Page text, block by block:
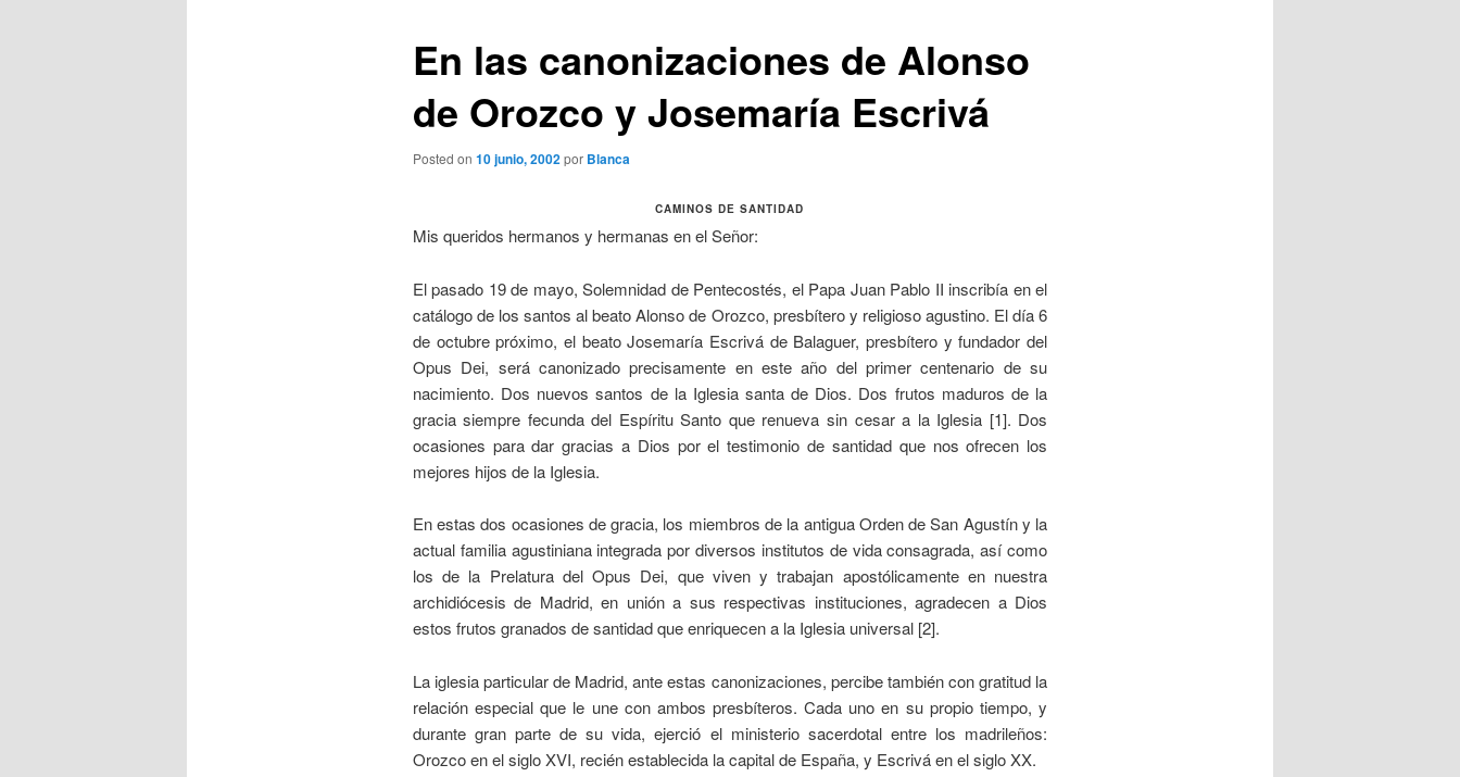
En las canonizaciones de Alonso
de Orozco y Josemaría Escrivá
Posted on 10 junio, 2002por Blanca
CAMINOS DE SANTIDAD
Mis queridos hermanos y hermanas en el Señor:
El pasado 19 de mayo, Solemnidad de Pentecostés, el Papa Juan Pablo II inscribía en el
catálogo de los santos al beato Alonso de Orozco, presbítero y religioso agustino. El día 6
de octubre próximo, el beato Josemaría Escrivá de Balaguer, presbítero y fundador del
Opus Dei, será canonizado precisamente en este año del primer centenario de su
nacimiento. Dos nuevos santos de la Iglesia santa de Dios. Dos frutos maduros de la
gracia siempre fecunda del Espíritu Santo que renueva sin cesar a la Iglesia [1]. Dos
ocasiones para dar gracias a Dios por el testimonio de santidad que nos ofrecen los
mejores hijos de la Iglesia.
En estas dos ocasiones de gracia, los miembros de la antigua Orden de San Agustín y la
actual familia agustiniana integrada por diversos institutos de vida consagrada, así como
los de la Prelatura del Opus Dei, que viven y trabajan apostólicamente en nuestra
archidiócesis de Madrid, en unión a sus respectivas instituciones, agradecen a Dios
estos frutos granados de santidad que enriquecen a la Iglesia universal [2].
La iglesia particular de Madrid, ante estas canonizaciones, percibe también con gratitud la
relación especial que le une con ambos presbíteros. Cada uno en su propio tiempo, y
durante gran parte de su vida, ejerció el ministerio sacerdotal entre los madrileños:
Orozco en el siglo XVI, recién establecida la capital de España, y Escrivá en el siglo XX.